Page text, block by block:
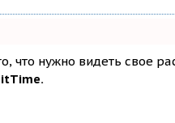
что нужно видеть свое